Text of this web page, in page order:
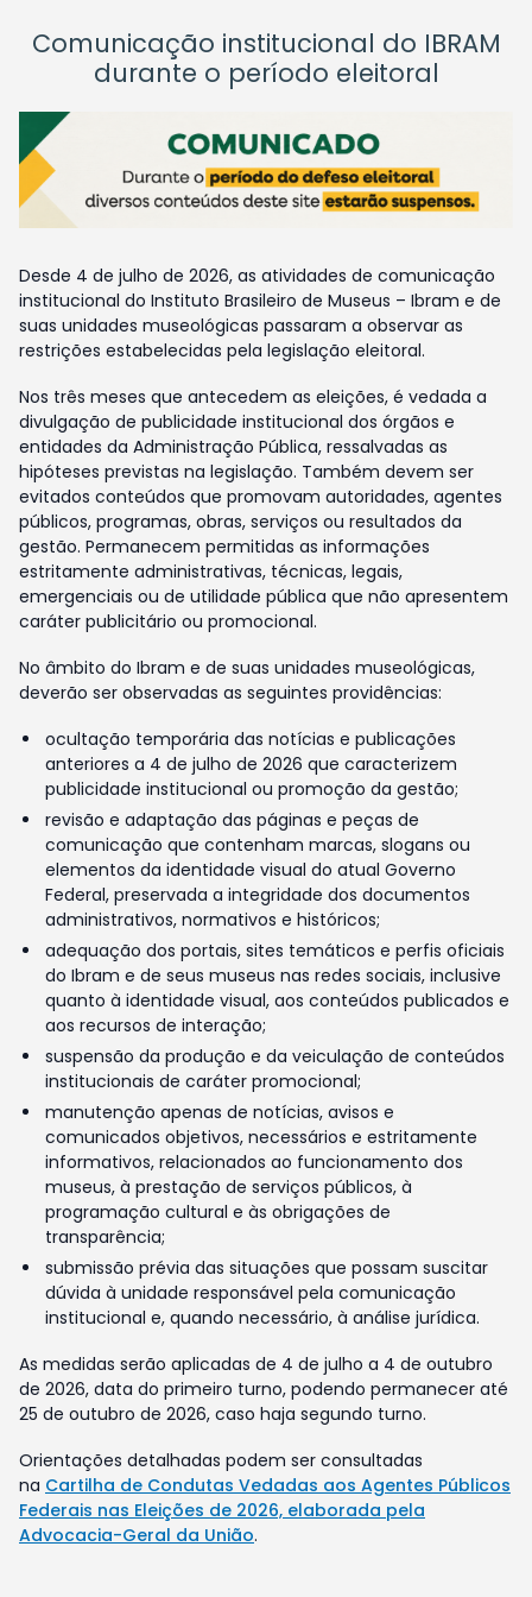
Comunicação institucional do IBRAM
durante o período eleitoral
Desde 4 de julho de 2026, as atividades de comunicação
institucional do Instituto Brasileiro de Museus – Ibram e de
suas unidades museológicas passaram a observar as
restrições estabelecidas pela legislação eleitoral.
Nos três meses que antecedem as eleições, é vedada a
divulgação de publicidade institucional dos órgãos e
entidades da Administração Pública, ressalvadas as
hipóteses previstas na legislação. Também devem ser
evitados conteúdos que promovam autoridades, agentes
públicos, programas, obras, serviços ou resultados da
gestão. Permanecem permitidas as informações
estritamente administrativas, técnicas, legais,
emergenciais ou de utilidade pública que não apresentem
caráter publicitário ou promocional.
No âmbito do Ibram e de suas unidades museológicas,
deverão ser observadas as seguintes providências:
ocultação temporária das notícias e publicações
anteriores a 4 de julho de 2026 que caracterizem
publicidade institucional ou promoção da gestão;
revisão e adaptação das páginas e peças de
comunicação que contenham marcas, slogans ou
elementos da identidade visual do atual Governo
Federal, preservada a integridade dos documentos
administrativos, normativos e históricos;
adequação dos portais, sites temáticos e perfis oficiais
do Ibram e de seus museus nas redes sociais, inclusive
quanto à identidade visual, aos conteúdos publicados e
aos recursos de interação;
suspensão da produção e da veiculação de conteúdos
institucionais de caráter promocional;
manutenção apenas de notícias, avisos e
comunicados objetivos, necessários e estritamente
informativos, relacionados ao funcionamento dos
museus, à prestação de serviços públicos, à
programação cultural e às obrigações de
transparência;
submissão prévia das situações que possam suscitar
dúvida à unidade responsável pela comunicação
institucional e, quando necessário, à análise jurídica.
As medidas serão aplicadas de 4 de julho a 4 de outubro
de 2026, data do primeiro turno, podendo permanecer até
25 de outubro de 2026, caso haja segundo turno.
Orientações detalhadas podem ser consultadas
na Cartilha de Condutas Vedadas aos Agentes Públicos
Federais nas Eleições de 2026, elaborada pela
Advocacia-Geral da União.